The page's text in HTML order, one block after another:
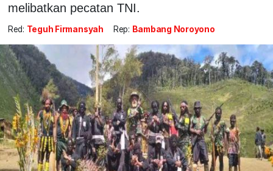
melibatkan pecatan TNI.
Red: Teguh Firmansyah Rep: Bambang Noroyono